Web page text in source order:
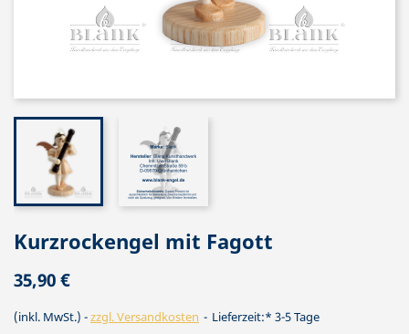
Kurzrockengel mit Fagott
35,90 €
(inkl. MwSt.) zzgl. Versandkosten Lieferzeit:* 3-5 Tage